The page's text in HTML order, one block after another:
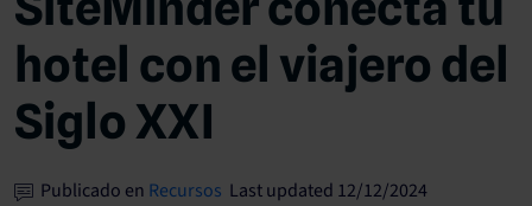
hotel con el viajero del
Siglo XXI
Publicado en Recursos Last updated 12/12/2024